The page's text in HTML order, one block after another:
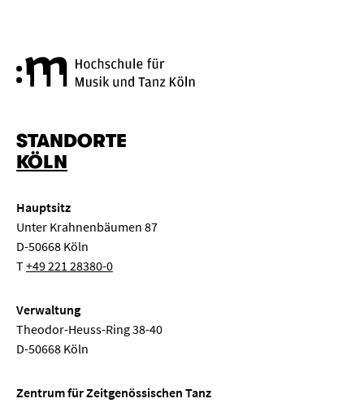
STANDORTE
KÖLN
Hauptsitz
Unter Krahnenbäumen 87
D-50668 Köln
T+49 221 28380-0
Verwaltung
Theodor-Heuss-Ring 38-40
D-50668 Köln
Zentrum für Zeitgenössischen Tanz